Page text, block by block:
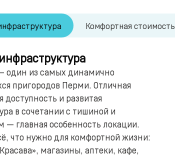
Комфортная стоимость
один из самых динамично
пригородов Перми. Отличная
доступность и развитая
в сочетании с тишиной и
— главная особенность локации.
что нужно для комфортной жизни:
магазины, аптеки, кафе,